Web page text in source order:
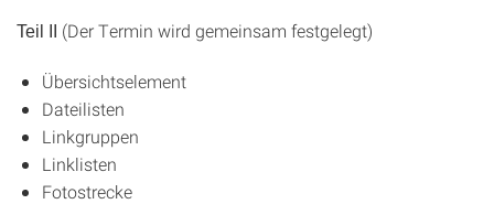
Teil II (Der Termin wird gemeinsam festgelegt)
Übersichtselement
Dateilisten
Linkgruppen
Linklisten
Fotostrecke